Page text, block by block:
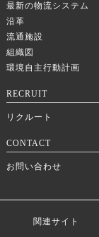
最新の物流システム
沿革
流通施設
組織図
環境自主行動計画
RECRUIT
リクルート
CONTACT
お問い合わせ
関連サイト